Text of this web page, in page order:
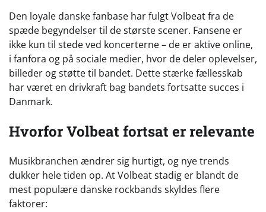
Den loyale danske fanbase har fulgt Volbeat fra de
spæde begyndelser til de største scener. Fansene er
ikke kun til stede ved koncerterne – de er aktive online,
i fanfora og på sociale medier, hvor de deler oplevelser,
billeder og støtte til bandet. Dette stærke fællesskab
har været en drivkraft bag bandets fortsatte succes i
Danmark.
Hvorfor Volbeat fortsat er relevante
Musikbranchen ændrer sig hurtigt, og nye trends
dukker hele tiden op. At Volbeat stadig er blandt de
mest populære danske rockbands skyldes flere
faktorer: